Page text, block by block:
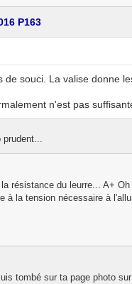
P163
souci. La valise donne
n'est pas
prudent...
résistance du leurre... A+
à la tension nécessaire à
tombé sur ta page photo